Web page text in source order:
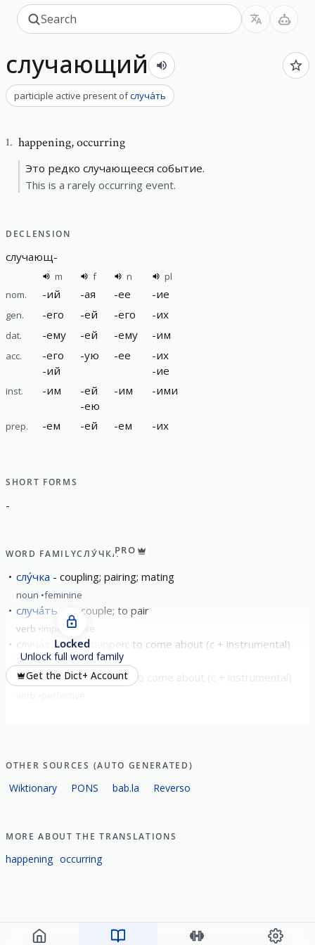
случающий
participle active present ofслуча́ть
1. happening,occurring
Это редко случающееся событие.
This is a rarely occurring event.
DECLENSION
случающ-
m f n
pl
nom.
-ий -ая -ее -ие
gen. -его -ей -его -их
dat. -ему -ей -ему -им
acc. -его
-ий
-ую -ее -их
-ие
inst. -им -ей
-ею
-им -ими
prep. -ем -ей -ем -их
SHORT FORMS
-
WORD FAMILYСЛУ́ЧКАPRO
слу́чка coupling; pairing; mating
noun feminine
случа́ть to couple; to pair
verb imperfective
случа́ться to happen; to come about (с + instrumental)
verb imperfective
случи́ться to happen; to come about (с + instrumental)
Locked
Unlock full word family
Get the Dict+ Account
OTHER SOURCES (AUTO GENERATED)
Wiktionary PONS bab.la Reverso
MORE ABOUT THE TRANSLATIONS
happening occurring